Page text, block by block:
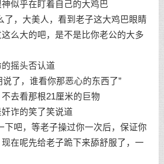
似乎在盯着自己的大鸡巴
了，大美人，看到老子这大鸡巴眼睛
么大的吧，是不是比你老公的大多
摇头否认道
了，谁看你那恶心的东西了”
去看那根21厘米的巨物
诈的笑了笑说道
下吧，等老子操过你一次后，保证你
在呢先给老子跪下来舔舒服了，一